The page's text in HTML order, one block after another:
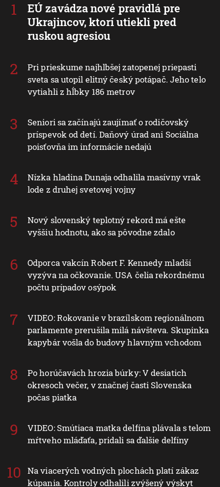
EÚ zavádza nové pravidlá pre
Ukrajincov, ktorí utiekli pred
ruskou agresiou
Pri prieskume najhlbšej zatopenej priepasti
sveta sa utopil elitný český potápač. Jeho telo
vytiahli z hĺbky 186 metrov
Seniori sa začínajú zaujímať o rodičovský
príspevok od detí. Daňový úrad ani Sociálna
poisťovňa im informácie nedajú
Nízka hladina Dunaja odhalila masívny vrak
lode z druhej svetovej vojny
Nový slovenský teplotný rekord má ešte
vyššiu hodnotu, ako sa pôvodne zdalo
Odporca vakcín Robert F. Kennedy mladší
vyzýva na očkovanie. USA čelia rekordnému
počtu prípadov osýpok
VIDEO: Rokovanie v brazílskom regionálnom
parlamente prerušila milá návšteva. Skupinka
kapybár vošla do budovy hlavným vchodom
Po horúčavách hrozia búrky: V desiatich
okresoch večer, v značnej časti Slovenska
počas piatka
VIDEO: Smútiaca matka delfína plávala s telom
mŕtveho mláďaťa, pridali sa ďalšie delfíny
Na viacerých vodných plochách platí zákaz
kúpania. Kontroly odhalili zvýšený výskyt